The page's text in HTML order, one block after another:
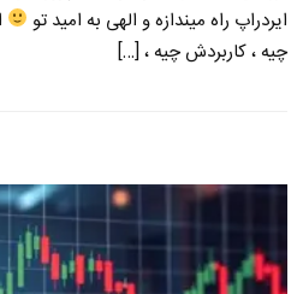
ایردراپ راه میندازه و الهی به امید تو
چیه ، کاربردش چیه ، […]